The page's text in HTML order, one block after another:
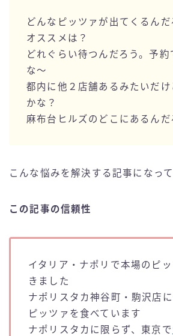
どんなピッツァが出てくるんだ
オススメは？
どれぐらい待つんだろう。予約
な〜
都内に他２店舗あるみたいだけ
かな？
麻布台ヒルズのどこにあるんだ
こんな悩みを解決する記事になって
この記事の信頼性
イタリア・ナポリで本場のピ
きました
ナポリスタカ神谷町・駒沢店
ピッツァを食べています
ナポリスタカに限らず、東京で